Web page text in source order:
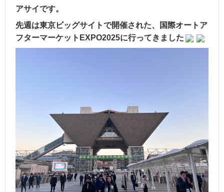
アサイです。
先週は東京ビッグサイトで開催された、国際オートア
フターマーケットEXPO2025に行ってきました